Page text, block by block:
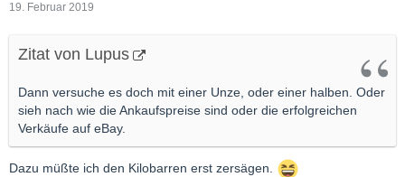
19. Februar 2019
Zitat von Lupus
Dann versuche es doch mit einer Unze, oder einer halben. Oder
sieh nach wie die Ankaufspreise sind oder die erfolgreichen
Verkäufe auf eBay.
Dazu müßte ich den Kilobarren erst zersägen.